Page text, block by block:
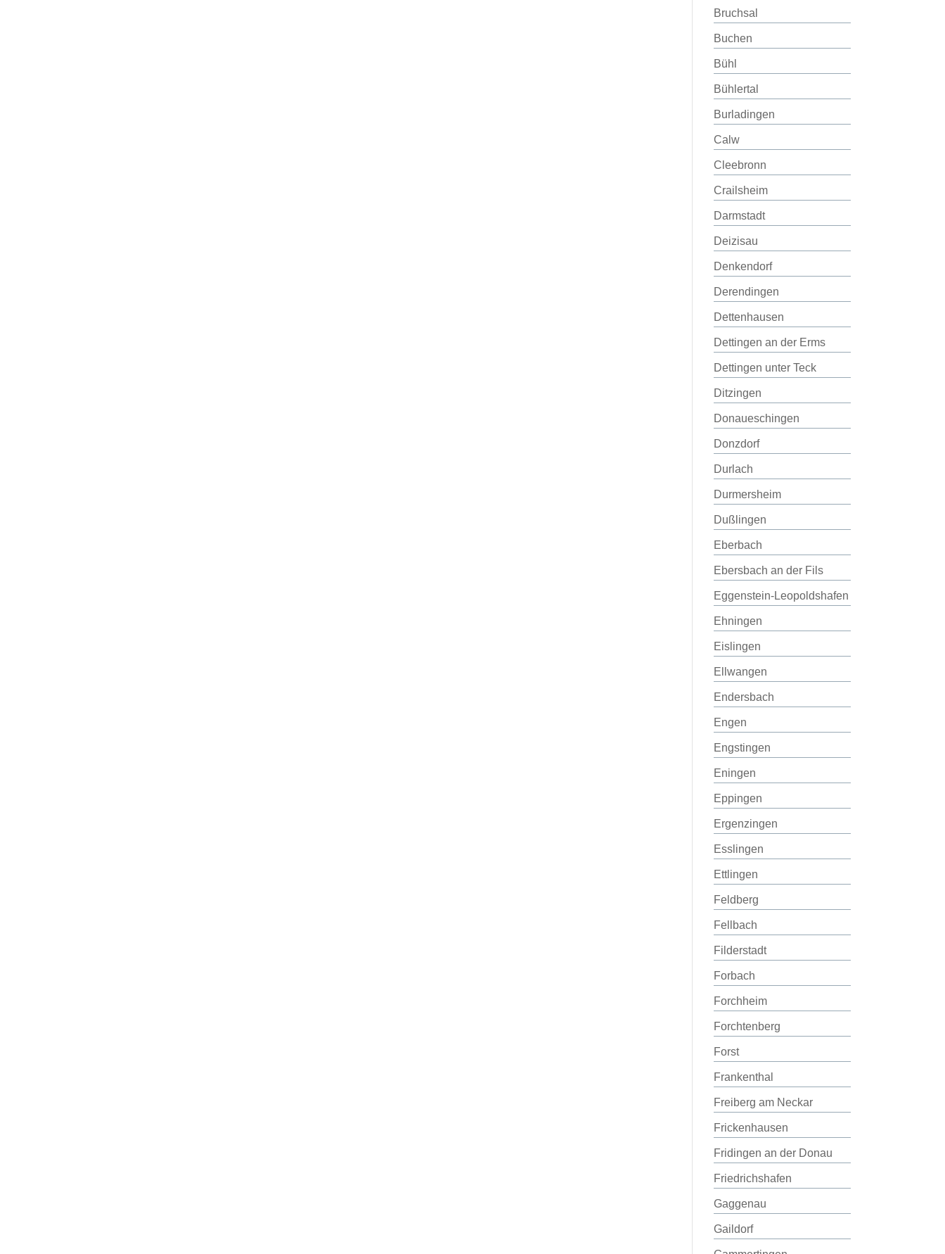
Bruchsal
Buchen
Bühl
Bühlertal
Burladingen
Calw
Cleebronn
Crailsheim
Darmstadt
Deizisau
Denkendorf
Derendingen
Dettenhausen
Dettingen an der Erms
Dettingen unter Teck
Ditzingen
Donaueschingen
Donzdorf
Durlach
Durmersheim
Dußlingen
Eberbach
Ebersbach an der Fils
Eggenstein-Leopoldshafen
Ehningen
Eislingen
Ellwangen
Endersbach
Engen
Engstingen
Eningen
Eppingen
Ergenzingen
Esslingen
Ettlingen
Feldberg
Fellbach
Filderstadt
Forbach
Forchheim
Forchtenberg
Forst
Frankenthal
Freiberg am Neckar
Frickenhausen
Fridingen an der Donau
Friedrichshafen
Gaggenau
Gaildorf